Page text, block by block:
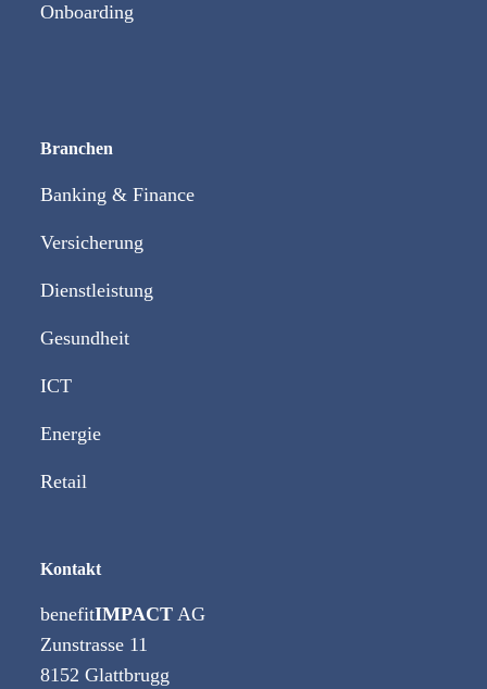
Onboarding
Branchen
Banking & Finance
Versicherung
Dienstleistung
Gesundheit
ICT
Energie
Retail
Kontakt
benefitIMPACT AG
Zunstrasse 11
8152 Glattbrugg